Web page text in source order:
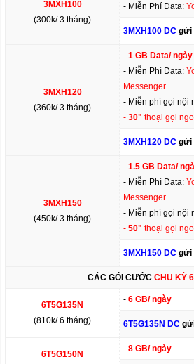
3MXH100
(300k/ 3 tháng)
- Miễn Phí Data:
3MXH100 DCgửi
3MXH120
(360k/ 3 tháng)
-1 GB Data/ ngày
- Miễn Phí Data:
Messenger
- Miễn phí gọi nội
-30"thoại gọi
3MXH120 DCgửi
3MXH150
(450k/ 3 tháng)
-1.5 GB Data/
- Miễn Phí Data:
Messenger
- Miễn phí gọi nội
-50"thoại gọi
3MXH150 DCgửi
CÁC GÓI CƯỚC CHU KỲ
6T5G135N
(810k/ 6 tháng)
-6 GB/ ngày
6T5G135N DC
6T5G150N
-8 GB/ ngày